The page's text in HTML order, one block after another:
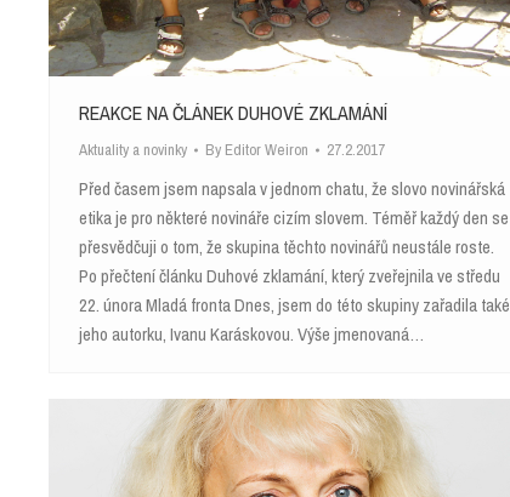
REAKCE NA ČLÁNEK DUHOVÉ ZKLAMÁNÍ
Aktuality a novinky By Editor Weiron 27.2.2017
Před časem jsem napsala v jednom chatu, že slovo novinářská
etika je pro některé novináře cizím slovem. Téměř každý den se
přesvědčuji o tom, že skupina těchto novinářů neustále roste.
Po přečtení článku Duhové zklamání, který zveřejnila ve středu
22. února Mladá fronta Dnes, jsem do této skupiny zařadila také
jeho autorku, Ivanu Karáskovou. Výše jmenovaná…